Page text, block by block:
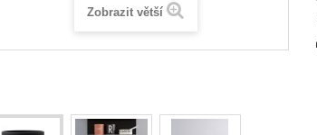
Zobrazit větší